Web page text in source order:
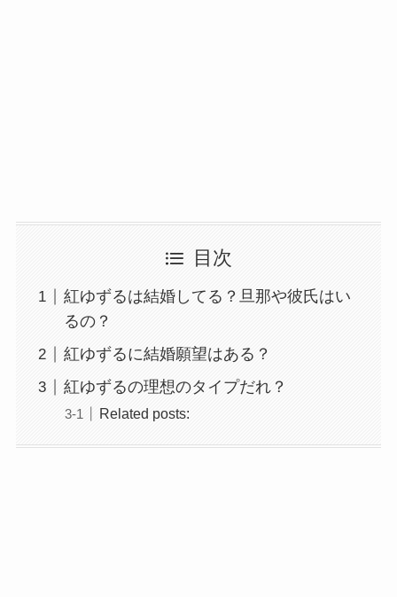
目次
紅ゆずるは結婚してる？旦那や彼氏はい
るの？
紅ゆずるに結婚願望はある？
紅ゆずるの理想のタイプだれ？
Related posts: